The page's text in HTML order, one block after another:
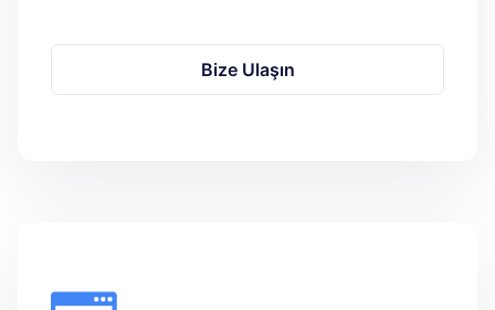
Bize Ulaşın